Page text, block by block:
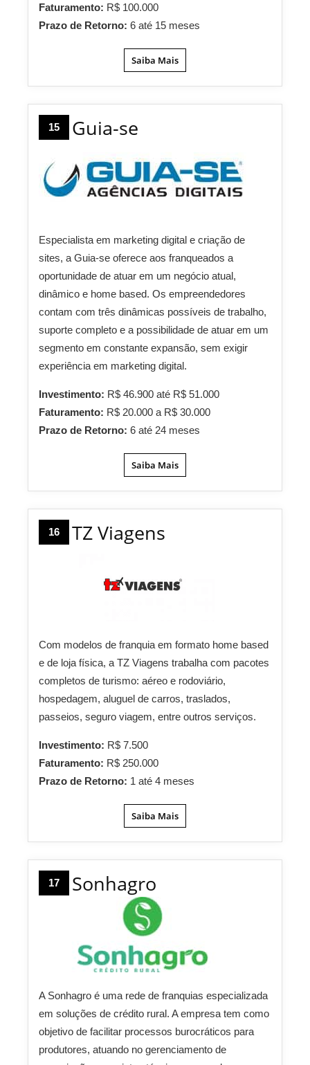
Faturamento: R$ 100.000
Prazo de Retorno: 6 até 15 meses
Saiba Mais
15 Guia-se
Especialista em marketing digital e criação de
sites, a Guia-se oferece aos franqueados a
oportunidade de atuar em um negócio atual,
dinâmico e home based. Os empreendedores
contam com três dinâmicas possíveis de trabalho,
suporte completo e a possibilidade de atuar em um
segmento em constante expansão, sem exigir
experiência em marketing digital.
Investimento: R$ 46.900 até R$ 51.000
Faturamento: R$ 20.000 a R$ 30.000
Prazo de Retorno: 6 até 24 meses
Saiba Mais
16 TZ Viagens
Com modelos de franquia em formato home based
e de loja física, a TZ Viagens trabalha com pacotes
completos de turismo: aéreo e rodoviário,
hospedagem, aluguel de carros, traslados,
passeios, seguro viagem, entre outros serviços.
Investimento: R$ 7.500
Faturamento: R$ 250.000
Prazo de Retorno: 1 até 4 meses
Saiba Mais
17 Sonhagro
A Sonhagro é uma rede de franquias especializada
em soluções de crédito rural. A empresa tem como
objetivo de facilitar processos burocráticos para
produtores, atuando no gerenciamento de